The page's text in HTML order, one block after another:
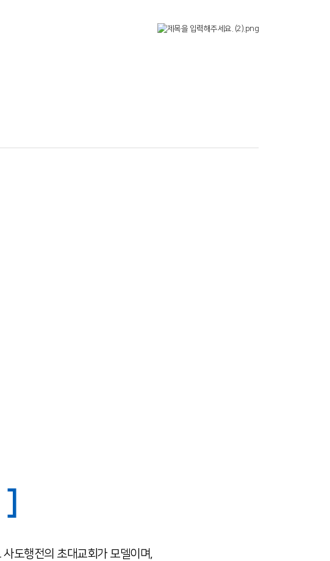
도행전의 초대교회가 모델이며,